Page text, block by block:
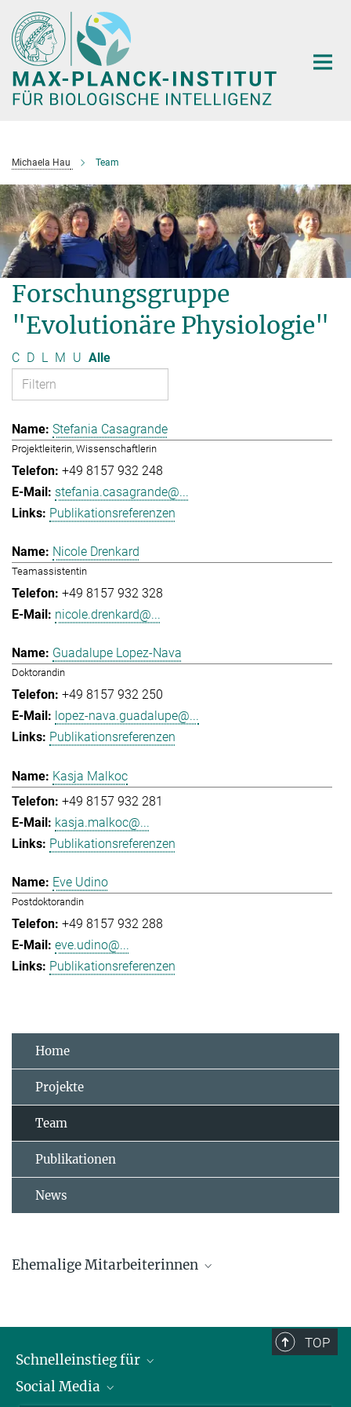
Hauptinhalt
Michaela Hau Team
Forschungsgruppe
"Evolutionäre Physiologie"
C D L M U Alle
Stefania Casagrande
Projektleiterin, Wissenschaftlerin
+49 8157 932 248
stefania.casagrande@...
Publikationsreferenzen
Nicole Drenkard
Teamassistentin
+49 8157 932 328
nicole.drenkard@...
Guadalupe Lopez-Nava
Doktorandin
+49 8157 932 250
lopez-nava.guadalupe@...
Publikationsreferenzen
Kasja Malkoc
+49 8157 932 281
kasja.malkoc@...
Publikationsreferenzen
Eve Udino
Postdoktorandin
+49 8157 932 288
eve.udino@...
Publikationsreferenzen
Home
Projekte
Team
Publikationen
News
Ehemalige Mitarbeiterinnen
Caroline Deimel
TOP
Schnelleinstieg für
Journalist*innen
Social Media